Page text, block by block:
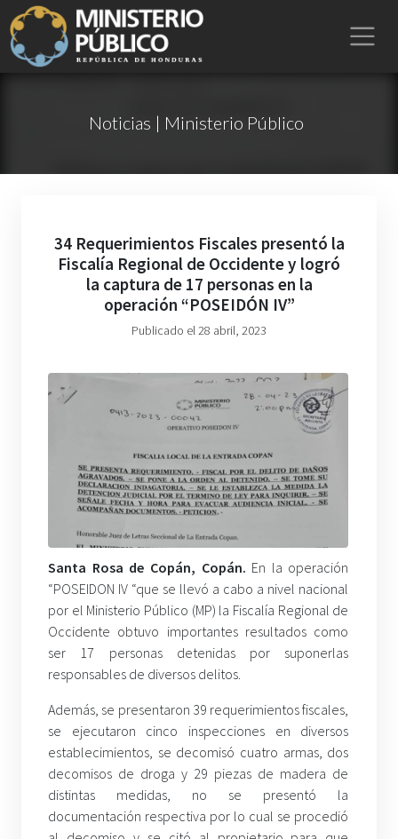
Noticias | Ministerio Público
34 Requerimientos Fiscales presentó la
Fiscalía Regional de Occidente y logró
la captura de 17 personas en la
operación “POSEIDÓN IV”
Publicado el 28 abril, 2023
Santa Rosa de Copán, Copán. En la operación
“POSEIDON IV “que se llevó a cabo a nivel nacional
por el Ministerio Público (MP) la Fiscalía Regional de
Occidente obtuvo importantes resultados como
ser 17 personas detenidas por suponerlas
responsables de diversos delitos.
Además, se presentaron 39 requerimientos fiscales,
se ejecutaron cinco inspecciones en diversos
establecimientos, se decomisó cuatro armas, dos
decomisos de droga y 29 piezas de madera de
distintas medidas, no se presentó la
documentación respectiva por lo cual se procedió